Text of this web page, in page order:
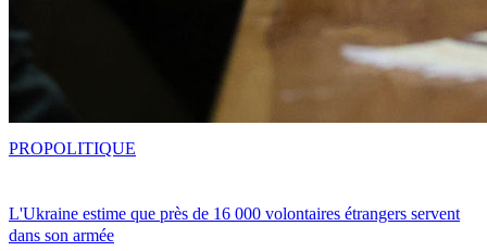
L'Ukraine estime que près de 16 000 volontaires étrangers servent
dans son armée
PROPOLITIQUE